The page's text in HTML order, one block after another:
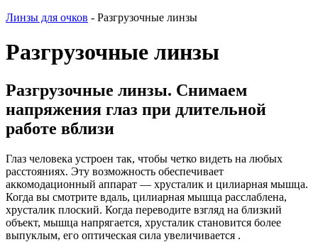
Линзы для очков - Разгрузочные линзы
Разгрузочные линзы
Разгрузочные линзы. Снимаем
напряжения глаз при длительной
работе вблизи
Глаз человека устроен так, чтобы четко видеть на любых
расстояниях. Эту возможность обеспечивает
аккомодационный аппарат — хрусталик и цилиарная мышца.
Когда вы смотрите вдаль, цилиарная мышца расслаблена,
хрусталик плоский. Когда переводите взгляд на близкий
объект, мышца напрягается, хрусталик становится более
выпуклым, его оптическая сила увеличивается .